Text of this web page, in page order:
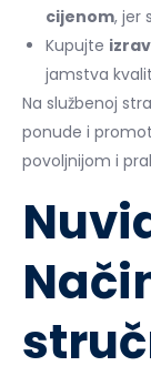
cijenom, jer
Kupujte
jamstva
Na službenoj
ponude i
povoljnijom i